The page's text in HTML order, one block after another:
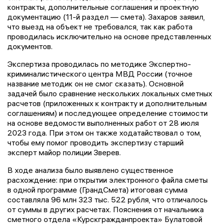
контракты, дополнительные соглашения и проектную
документацию (11-й раздел — смета). Захаров заявил,
что выезд на объект не требовался, так как работа
проводилась исключительно на основе представленных
документов.
Экспертиза проводилась по методике Экспертно-
криминалистического центра МВД России (точное
название методик он не смог сказать). Основной
задачей было сравнение нескольких локальных сметных
расчетов (приложенных к контракту и дополнительным
соглашениям) и последующее определение стоимости
на основе ведомости выполненных работ от 28 июля
2023 года. При этом он также ходатайствовал о том,
чтобы ему помог проводить экспертизу старший
эксперт майор полиции Зверев.
В ходе анализа было выявлено существенное
расхождение: при открытии электронного файла сметы
в одной программе (ГрандСмета) итоговая сумма
составляла 96 млн 323 тыс. 522 рубля, что отличалось
от суммы в других расчетах. Пояснения от начальника
сметного отдела «Курскгражданпроекта» Булатовой